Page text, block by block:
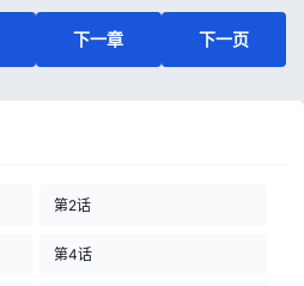
下一章 下一页
第2话
第4话